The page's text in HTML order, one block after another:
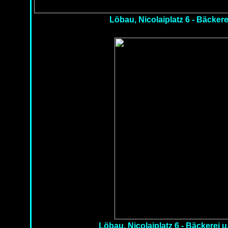
Löbau, Nicolaiplatz 6 -
Löbau, Nicolaiplatz 6 - Bäckerei